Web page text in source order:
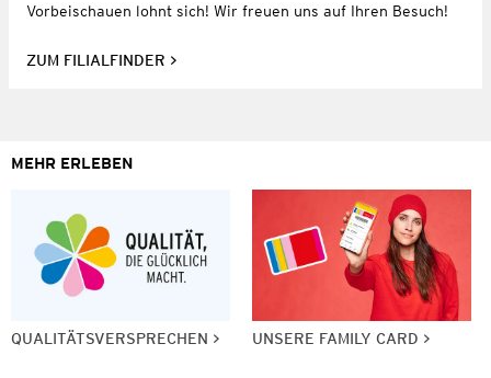
Vorbeischauen lohnt sich! Wir freuen uns auf Ihren Besuch!
ZUM FILIALFINDER
MEHR ERLEBEN
QUALITÄTSVERSPRECHEN UNSERE FAMILY CARD